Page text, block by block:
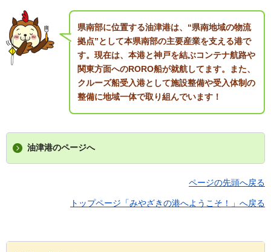
県南部に位置する油津港は、“県南地域の物流
拠点”として本県南部の主要産業を支える港で
す。現在は、本港と神戸を結ぶコンテナ航路や
関東方面へのRORO船が就航してます。また、
クルーズ船受入港として施設整備や受入体制の
整備に地域一体で取り組んでいます！
油津港のページへ
ページの先頭へ戻る
トップページ「みやざきの港へようこそ！」へ戻る